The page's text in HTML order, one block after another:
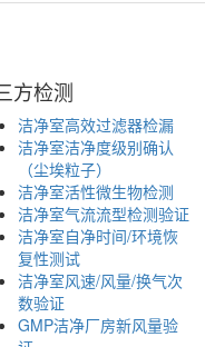
方检测
洁净室高效过滤器检漏
洁净室洁净度级别确认
（尘埃粒子）
洁净室活性微生物检测
洁净室气流流型检测验证
洁净室自净时间/环境恢
复性测试
洁净室风速/风量/换气次
数验证
GMP洁净厂房新风量验